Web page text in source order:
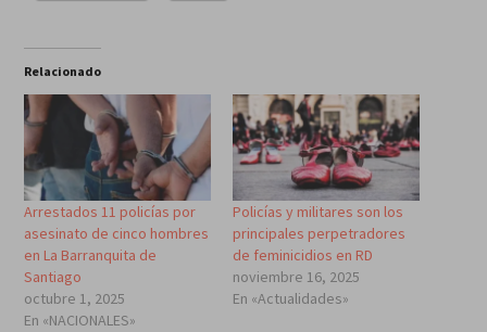
Relacionado
Arrestados 11 policías por
asesinato de cinco hombres
en La Barranquita de
Santiago
octubre 1, 2025
En «NACIONALES»
Policías y militares son los
principales perpetradores
de feminicidios en RD
noviembre 16, 2025
En «Actualidades»